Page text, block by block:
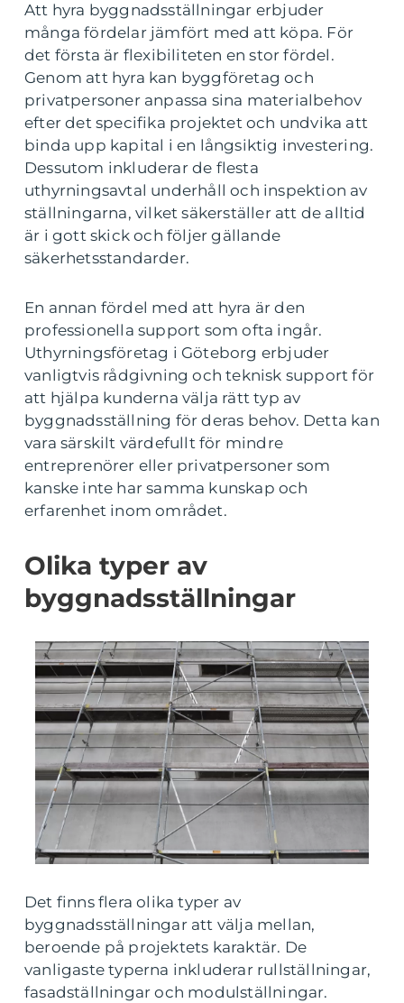
Att hyra byggnadsställningar erbjuder
många fördelar jämfört med att köpa. För
det första är flexibiliteten en stor fördel.
Genom att hyra kan byggföretag och
privatpersoner anpassa sina materialbehov
efter det specifika projektet och undvika att
binda upp kapital i en långsiktig investering.
Dessutom inkluderar de flesta
uthyrningsavtal underhåll och inspektion av
ställningarna, vilket säkerställer att de alltid
är i gott skick och följer gällande
säkerhetsstandarder.
En annan fördel med att hyra är den
professionella support som ofta ingår.
Uthyrningsföretag i Göteborg erbjuder
vanligtvis rådgivning och teknisk support för
att hjälpa kunderna välja rätt typ av
byggnadsställning för deras behov. Detta kan
vara särskilt värdefullt för mindre
entreprenörer eller privatpersoner som
kanske inte har samma kunskap och
erfarenhet inom området.
Olika typer av
byggnadsställningar
Det finns flera olika typer av
byggnadsställningar att välja mellan,
beroende på projektets karaktär. De
vanligaste typerna inkluderar rullställningar,
fasadställningar och modulställningar.